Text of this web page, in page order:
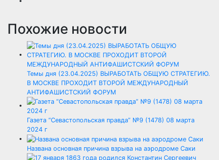
Похожие новости
Темы дня (23.04.2025) ВЫРАБОТАТЬ ОБЩУЮ СТРАТЕГИЮ.
В МОСКВЕ ПРОХОДИТ ВТОРОЙ МЕЖДУНАРОДНЫЙ
АНТИФАШИСТСКИЙ ФОРУМ
Газета “Севастопольская правда” №9 (1478) 08 марта
2024 г
Названа основная причина взрыва на аэродроме Саки